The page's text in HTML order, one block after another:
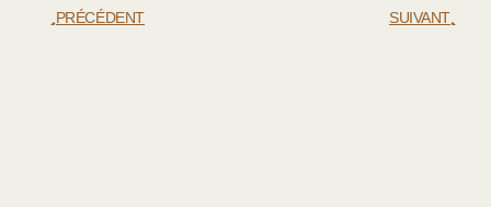
PRÉCÉDENT SUIVANT